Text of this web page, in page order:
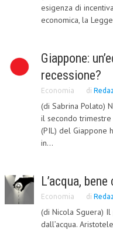
COMITATO SCIENTIFICO
COMITATO EDITORIALE
PEER REVIEW
CODICE ETICO
AUTORI
COLLABORA CON NOI
CORPORATE SOCIAL
ECONOMIA DELL’ARTE
esigenza di
economica, la
Giappone:
recessione?
Economia di
(di Sabrina Polato)
il secondo
(PIL) del Giappone
in...
L’acqua,
Economia di
(di Nicola Sguera)
dall’acqua.